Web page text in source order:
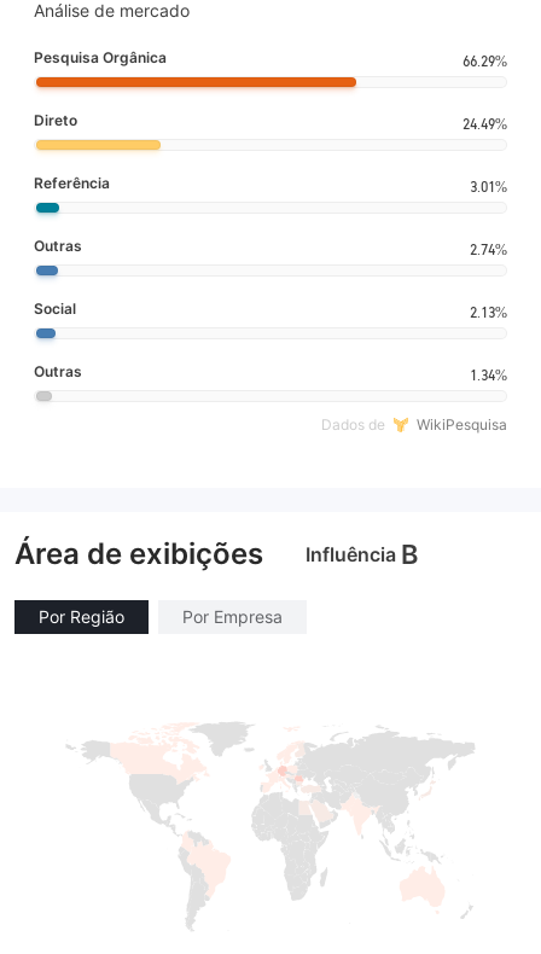
Análise de mercado
Pesquisa Orgânica 66.29%
Direto 24.49%
Referência 3.01%
Outras 2.74%
Social 2.13%
Outras 1.34%
Dados de WikiPesquisa
Área de exibições Influência B
Por Região Por Empresa